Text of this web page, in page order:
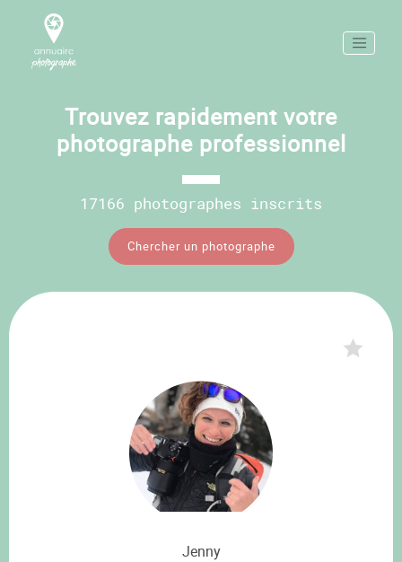
Trouvez rapidement votre
photographe professionnel
17166 photographes inscrits
Chercher un photographe
Jenny